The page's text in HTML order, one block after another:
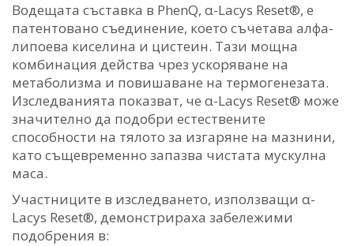
Водещата съставка в PhenQ, α-Lacys Reset®, е
патентовано съединение, което съчетава алфа-
липоева киселина и цистеин. Тази мощна
комбинация действа чрез ускоряване на
метаболизма и повишаване на термогенезата.
Изследванията показват, че α-Lacys Reset® може
значително да подобри естествените
способности на тялото за изгаряне на мазнини,
като същевременно запазва чистата мускулна
маса.
Участниците в изследването, използващи α-
Lacys Reset®, демонстрираха забележими
подобрения в: